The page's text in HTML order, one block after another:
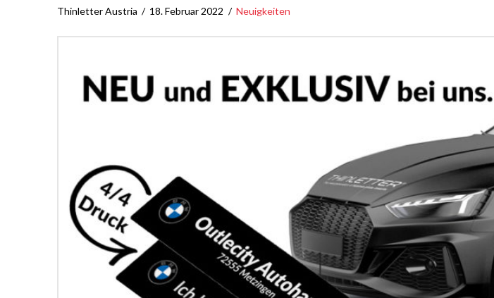
Thinletter Austria 18. Februar 2022 Neuigkeiten